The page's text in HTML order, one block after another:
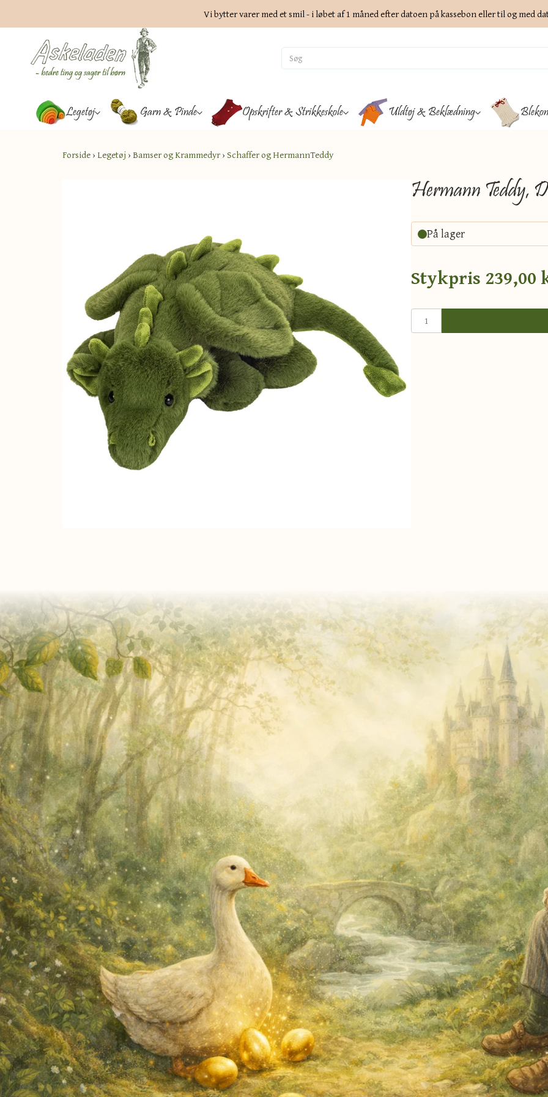
Vi bytter varer med et smil - i løbet af 1 måned efter datoen på kassebon eller til og med
Legetøj Garn & Pinde Opskrifter & Strikkeskole Uldtøj & Beklædning
Forside› Legetøj ›Bamser og Krammedyr›Schaffer og HermannTeddy
Hermann Teddy,
På lager
Stykpris 239,00